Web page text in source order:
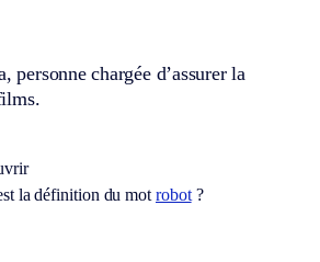
personne chargée d’assurer la
la définition du mot robot?